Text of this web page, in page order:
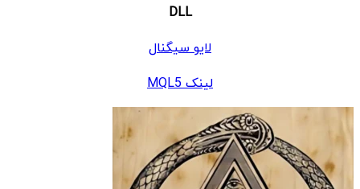
DLL
لایو سیگنال
لینک MQL5